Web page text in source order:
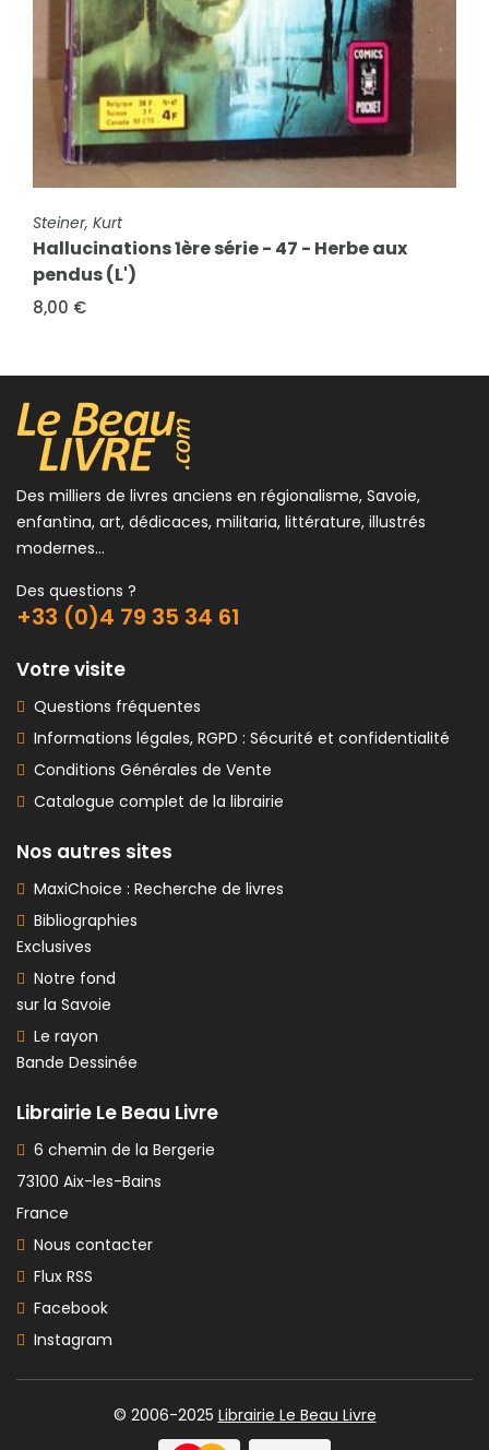
FICHE COMPLÈTE
Steiner, Kurt
Hallucinations 1ère série - 47 - Herbe aux
pendus (L')
8,00 €
Des milliers de livres anciens en régionalisme, Savoie,
enfantina, art, dédicaces, militaria, littérature, illustrés
modernes...
Des questions ?
+33 (0)4 79 35 34 61
Votre visite
Questions fréquentes
Informations légales, RGPD : Sécurité et confidentialité
Conditions Générales de Vente
Catalogue complet de la librairie
Nos autres sites
MaxiChoice : Recherche de livres
Bibliographies
Exclusives
Notre fond
sur la Savoie
Le rayon
Bande Dessinée
Librairie Le Beau Livre
6 chemin de la Bergerie
73100 Aix-les-Bains
France
Nous contacter
Flux RSS
Facebook
Instagram
© 2006-2025 Librairie Le Beau Livre